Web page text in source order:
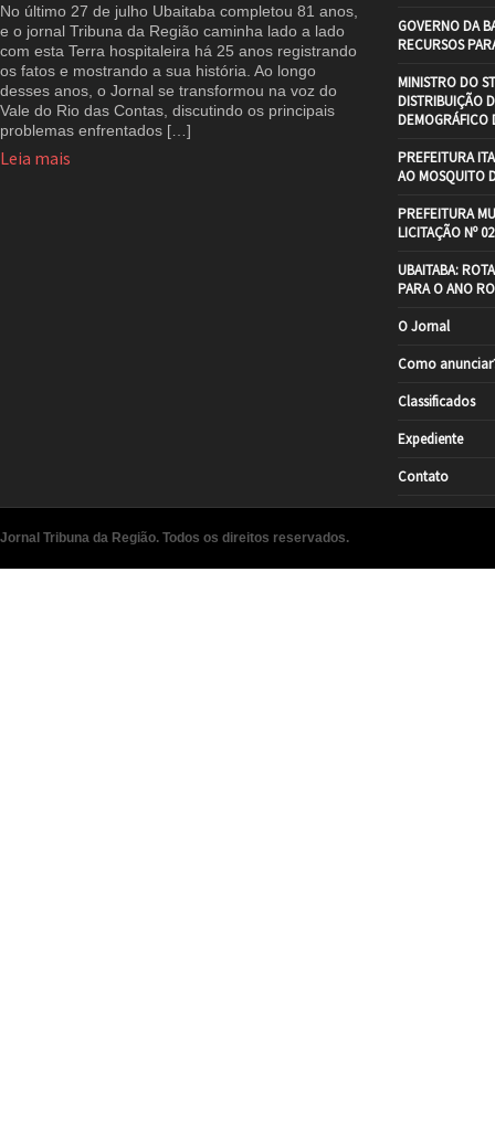
No último 27 de julho Ubaitaba completou 81 anos,
e o jornal Tribuna da Região caminha lado a lado
com esta Terra hospitaleira há 25 anos registrando
os fatos e mostrando a sua história. Ao longo
desses anos, o Jornal se transformou na voz do
Vale do Rio das Contas, discutindo os principais
problemas enfrentados […]
Leia mais
GOVERNO DA
RECURSOS
MINISTRO DO
DISTRIBUIÇÃO
DEMOGRÁFICO
PREFEITURA
AO MOSQUITO
PREFEITURA
LICITAÇÃO Nº
UBAITABA:
PARA O ANO
O Jornal
Como
Classificados
Expediente
Contato
Jornal Tribuna da Região. Todos os direitos reservados.